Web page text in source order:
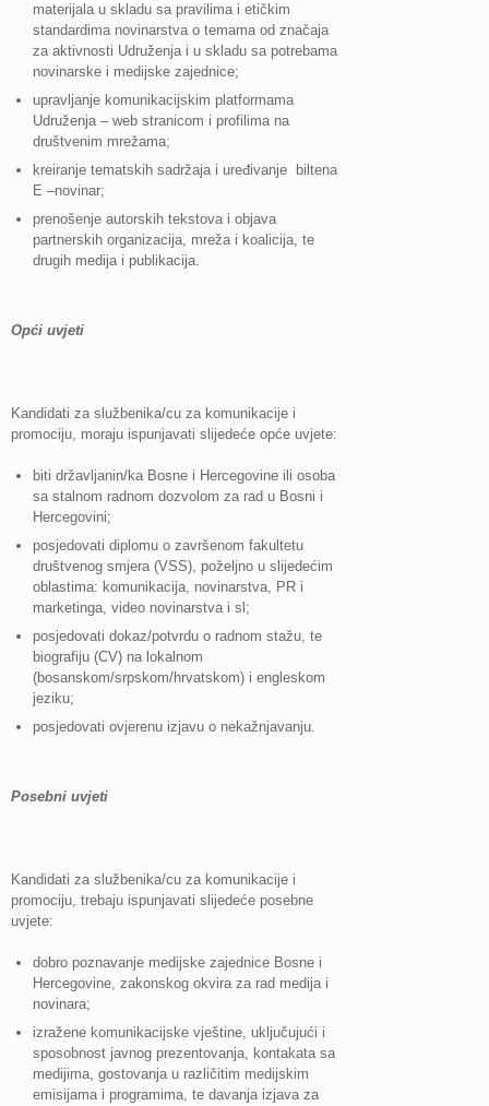
materijala u skladu sa pravilima i etičkim
standardima novinarstva o temama od značaja
za aktivnosti Udruženja i u skladu sa potrebama
novinarske i medijske zajednice;
upravljanje komunikacijskim platformama
Udruženja – web stranicom i profilima na
društvenim mrežama;
kreiranje tematskih sadržaja i uređivanje biltena
E –novinar;
prenošenje autorskih tekstova i objava
partnerskih organizacija, mreža i koalicija, te
drugih medija i publikacija.
Opći uvjeti
Kandidati za službenika/cu za komunikacije i
promociju, moraju ispunjavati slijedeće opće uvjete:
biti državljanin/ka Bosne i Hercegovine ili osoba
sa stalnom radnom dozvolom za rad u Bosni i
Hercegovini;
posjedovati diplomu o završenom fakultetu
društvenog smjera (VSS), poželjno u slijedećim
oblastima: komunikacija, novinarstva, PR i
marketinga, video novinarstva i sl;
posjedovati dokaz/potvrdu o radnom stažu, te
biografiju (CV) na lokalnom
(bosanskom/srpskom/hrvatskom) i engleskom
jeziku;
posjedovati ovjerenu izjavu o nekažnjavanju.
Posebni uvjeti
Kandidati za službenika/cu za komunikacije i
promociju, trebaju ispunjavati slijedeće posebne
uvjete:
dobro poznavanje medijske zajednice Bosne i
Hercegovine, zakonskog okvira za rad medija i
novinara;
izražene komunikacijske vještine, uključujući i
sposobnost javnog prezentovanja, kontakata sa
medijima, gostovanja u različitim medijskim
emisijama i programima, te davanja izjava za